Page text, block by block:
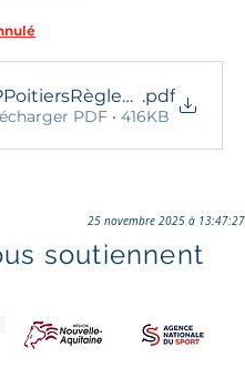
.pdf
PDF • 416KB
25 novembre 2025 à 13:47:27
soutiennent